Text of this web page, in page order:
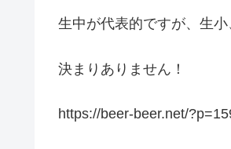
生中が代表的ですが、生
決まりありません！
https://beer-beer.net/